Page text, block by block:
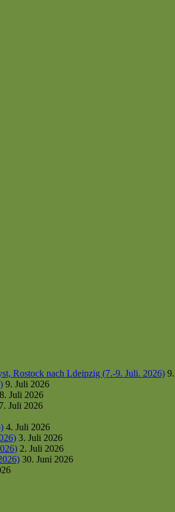
Rostock nach Ldeipzig (7.-9. Juli. 2026)
9. Juli 2026
8. Juli 2026
7. Juli 2026
4. Juli 2026
3. Juli 2026
2. Juli 2026
30. Juni 2026